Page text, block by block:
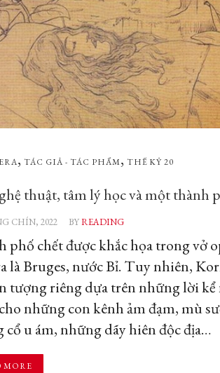
, TÁC GIẢ - TÁC PHẨM, THẾ KỶ 20
thuật, tâm lý học và một thành
CHÍN, 2022 BYREADING
phố chết được khắc họa trong vở
là Bruges, nước Bỉ. Tuy nhiên,
tượng riêng dựa trên những lời
những con kênh ảm đạm, mù
cổ u ám, những dãy hiên độc địa…
MORE